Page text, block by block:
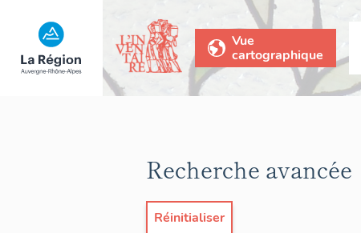
Vue
cartographique
Recherche avancée
Réinitialiser